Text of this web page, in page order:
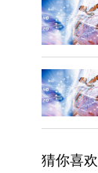
猜你喜欢